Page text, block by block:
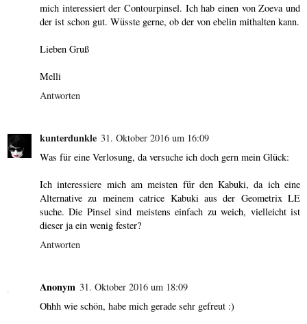
mich interessiert der Contourpinsel. Ich hab einen von Zoeva und
der ist schon gut. Wüsste gerne, ob der von ebelin mithalten kann.
Lieben Gruß
Melli
Antworten
kunterdunkle 31. Oktober 2016 um 16:09
Was für eine Verlosung, da versuche ich doch gern mein Glück:
Ich interessiere mich am meisten für den Kabuki, da ich eine
Alternative zu meinem catrice Kabuki aus der Geometrix LE
suche. Die Pinsel sind meistens einfach zu weich, vielleicht ist
dieser ja ein wenig fester?
Antworten
Anonym 31. Oktober 2016 um 18:09
Ohhh wie schön, habe mich gerade sehr gefreut :)